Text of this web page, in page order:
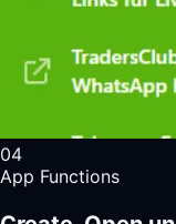
04
App Functions